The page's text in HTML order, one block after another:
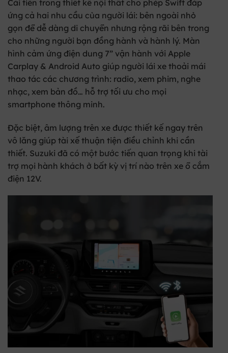
Cải tiến trong thiết kế nội thất cho phép Swift đáp
ứng cả hai nhu cầu của người lái: bên ngoài nhỏ
gọn để dễ dàng di chuyển nhưng rộng rãi bên trong
cho những người bạn đồng hành và hành lý. Màn
hình cảm ứng điện dung 7” vận hành với Apple
Carplay & Android Auto giúp người lái xe thoải mái
thao tác các chương trình: radio, xem phim, nghe
nhạc, xem bản đồ… hỗ trợ tối ưu cho mọi
smartphone thông minh.
Đặc biệt, âm lượng trên xe được thiết kế ngay trên
vô lăng giúp tài xế thuận tiện điều chỉnh khi cần
thiết. Suzuki đã có một bước tiến quan trọng khi tài
trợ mọi hành khách ở bất kỳ vị trí nào trên xe ổ cắm
điện 12V.